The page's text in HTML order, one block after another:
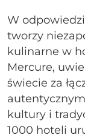
W
tworzy
kulinarne w
Mercure,
świecie za
kultury i
1000 hoteli